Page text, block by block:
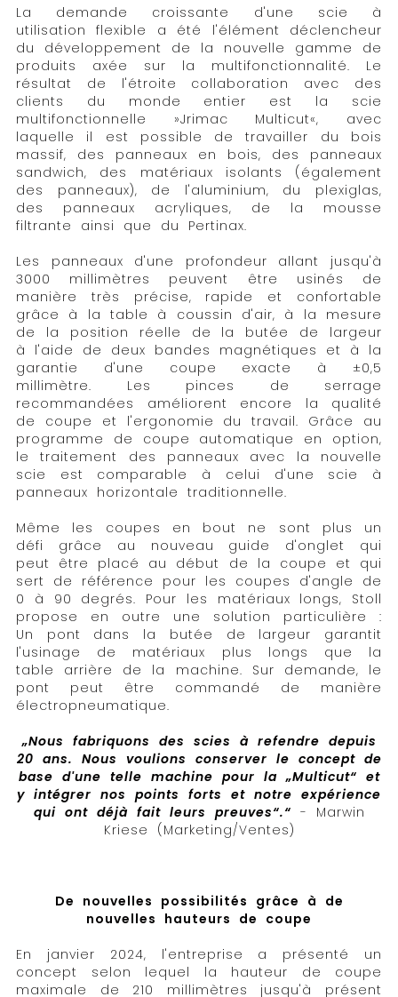
La demande croissante d'une scie à
utilisation flexible a été l'élément déclencheur
du développement de la nouvelle gamme de
produits axée sur la multifonctionnalité. Le
résultat de l'étroite collaboration avec des
clients du monde entier est la scie
multifonctionnelle »Jrimac Multicut«, avec
laquelle il est possible de travailler du bois
massif, des panneaux en bois, des panneaux
sandwich, des matériaux isolants (également
des panneaux), de l'aluminium, du plexiglas,
des panneaux acryliques, de la mousse
filtrante ainsi que du Pertinax.
Les panneaux d'une profondeur allant jusqu'à
3000 millimètres peuvent être usinés de
manière très précise, rapide et confortable
grâce à la table à coussin d'air, à la mesure
de la position réelle de la butée de largeur
à l'aide de deux bandes magnétiques et à la
garantie d'une coupe exacte à ±0,5
millimètre. Les pinces de serrage
recommandées améliorent encore la qualité
de coupe et l'ergonomie du travail. Grâce au
programme de coupe automatique en option,
le traitement des panneaux avec la nouvelle
scie est comparable à celui d'une scie à
panneaux horizontale traditionnelle.
Même les coupes en bout ne sont plus un
défi grâce au nouveau guide d'onglet qui
peut être placé au début de la coupe et qui
sert de référence pour les coupes d'angle de
0 à 90 degrés. Pour les matériaux longs, Stoll
propose en outre une solution particulière :
Un pont dans la butée de largeur garantit
l'usinage de matériaux plus longs que la
table arrière de la machine. Sur demande, le
pont peut être commandé de manière
électropneumatique.
„Nous fabriquons des scies à refendre depuis
20 ans. Nous voulions conserver le concept de
base d'une telle machine pour la „Multicut“ et
y intégrer nos points forts et notre expérience
qui ont déjà fait leurs preuves“.“ - Marwin
Kriese (Marketing/Ventes)
De nouvelles possibilités grâce à de
nouvelles hauteurs de coupe
En janvier 2024, l'entreprise a présenté un
concept selon lequel la hauteur de coupe
maximale de 210 millimètres jusqu'à présent